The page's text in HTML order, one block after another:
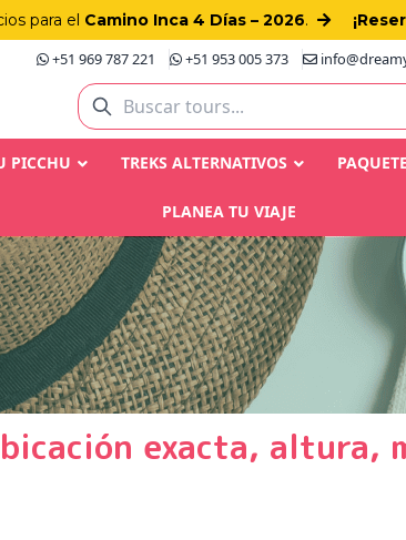
para el Camino Inca 4 Días – 2026.
+51 969 787 221
+51 953 005 373
PICCHU TREKS ALTERNATIVOS
PLANEA TU VIAJE
exacta, altura,